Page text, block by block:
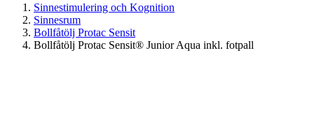
Sinnestimulering och Kognition
Sinnesrum
Bollfåtölj Protac Sensit
Bollfåtölj Protac Sensit® Junior Aqua inkl. fotpall